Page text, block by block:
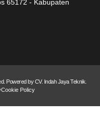
65172 - Kabupaten
Powered by CV. Indah Jaya Teknik.
Cookie Policy